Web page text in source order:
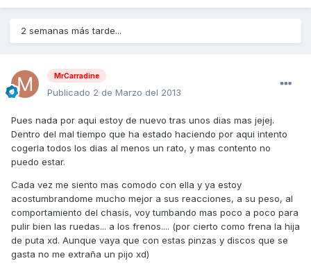
2 semanas más tarde...
MrCarradine
Publicado 2 de Marzo del 2013
Pues nada por aqui estoy de nuevo tras unos dias mas jejej.
Dentro del mal tiempo que ha estado haciendo por aqui intento
cogerla todos los dias al menos un rato, y mas contento no
puedo estar.
Cada vez me siento mas comodo con ella y ya estoy
acostumbrandome mucho mejor a sus reacciones, a su peso, al
comportamiento del chasis, voy tumbando mas poco a poco para
pulir bien las ruedas... a los frenos.... (por cierto como frena la hija
de puta xd. Aunque vaya que con estas pinzas y discos que se
gasta no me extraña un pijo xd)